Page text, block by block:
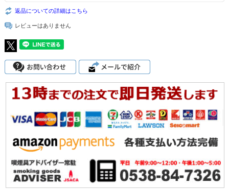
返品についての詳細はこちら
レビューはありません